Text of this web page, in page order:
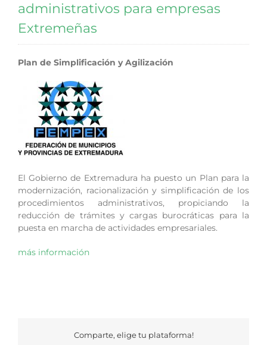
administrativos para empresas
Extremeñas
Plan de Simplificación y Agilización
El Gobierno de Extremadura ha puesto un Plan para la
modernización, racionalización y simplificación de los
procedimientos administrativos, propiciando la
reducción de trámites y cargas burocráticas para la
puesta en marcha de actividades empresariales.
más información
Comparte, elige tu plataforma!